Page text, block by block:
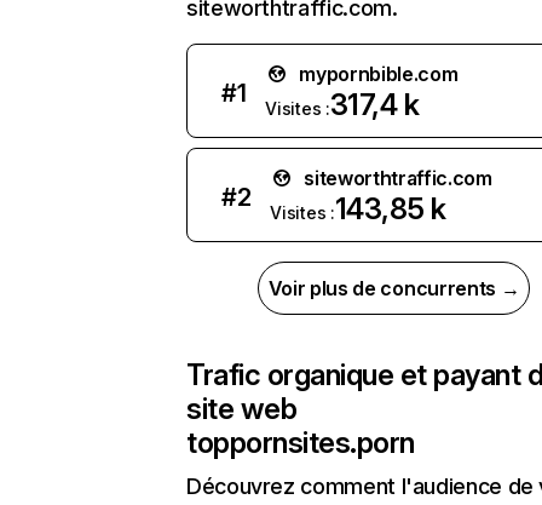
siteworthtraffic.com.
#1
mypornbible.com
Visites :317,4 k
#2
siteworthtraffic.com
Visites :143,85 k
Voir plus de concurrents →
Trafic organique et payant
site web
toppornsites.porn
Découvrez comment l'audience de